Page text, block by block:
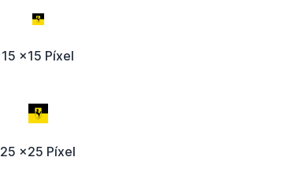
15 x15 Píxel
25 x25 Píxel